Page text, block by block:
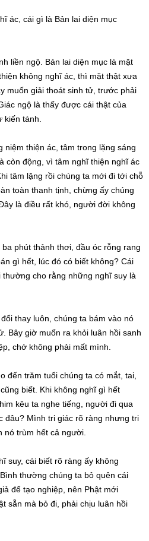
ác, cái gì là Bản lai diện mục
liền ngộ. Bản lai diện mục là mặt
không nghĩ ác, thì mặt thật xưa
muốn giải thoát sinh tử, trước phải
ngộ là thấy được cái thật của
tánh.
niệm thiện ác, tâm trong lặng sáng
còn động, vì tâm nghĩ thiện nghĩ ác
tâm lặng rồi chúng ta mới đi tới chỗ
toàn thanh tịnh, chừng ấy chúng
là điều rất khó, người đời không
phút thảnh thơi, đầu óc rỗng rang
gì hết, lúc đó có biết không? Cái
cho rằng những nghĩ suy là
thay luôn, chúng ta bám vào nó
Bây giờ muốn ra khỏi luân hồi sanh
chớ không phải mất mình.
đến trăm tuổi chúng ta có mắt, tai,
biết. Khi không nghĩ gì hết
kêu ta nghe tiếng, người đi qua
đâu? Mình tri giác rõ ràng nhưng tri
nó trùm hết cả người.
suy, cái biết rõ ràng ấy không
thường chúng ta bỏ quên cái
để tạo nghiệp, nên Phật mới
sẵn mà bỏ đi, phải chịu luân hồi